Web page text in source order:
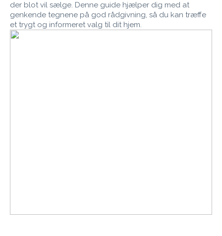
der blot vil sælge. Denne guide hjælper dig med at
genkende tegnene på god rådgivning, så du kan træffe
et trygt og informeret valg til dit hjem.